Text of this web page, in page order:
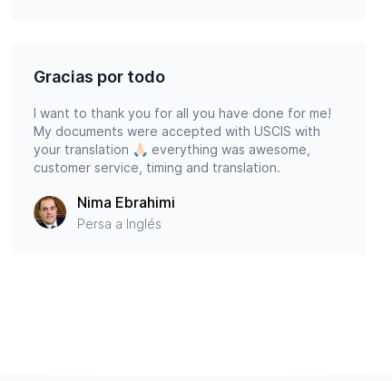
Gracias por todo
I want to thank you for all you have done for me!
My documents were accepted with USCIS with
your translation 🙏🏻 everything was awesome,
customer service, timing and translation.
Nima Ebrahimi
Persa a Inglés